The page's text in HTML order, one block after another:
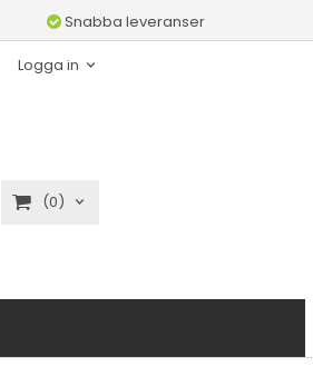
Snabba leveranser
Logga in
(0)